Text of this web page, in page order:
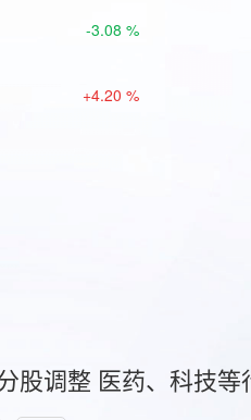
-3.08 %
+4.20 %
股调整 医药、科技等